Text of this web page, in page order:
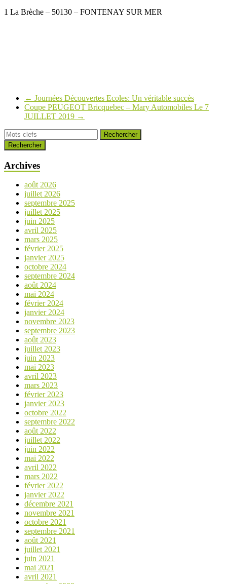
1 La Brèche – 50130 – FONTENAY SUR MER
← Journées Découvertes Ecoles: Un véritable succès
Coupe PEUGEOT Bricquebec – Mary Automobiles Le 7
JUILLET 2019 →
Rechercher
Archives
août 2026
juillet 2026
septembre 2025
juillet 2025
juin 2025
avril 2025
mars 2025
février 2025
janvier 2025
octobre 2024
septembre 2024
août 2024
mai 2024
février 2024
janvier 2024
novembre 2023
septembre 2023
août 2023
juillet 2023
juin 2023
mai 2023
avril 2023
mars 2023
février 2023
janvier 2023
octobre 2022
septembre 2022
août 2022
juillet 2022
juin 2022
mai 2022
avril 2022
mars 2022
février 2022
janvier 2022
décembre 2021
novembre 2021
octobre 2021
septembre 2021
août 2021
juillet 2021
juin 2021
mai 2021
avril 2021